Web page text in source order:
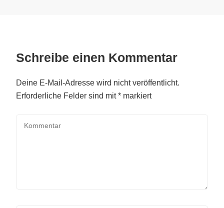
Schreibe einen Kommentar
Deine E-Mail-Adresse wird nicht veröffentlicht.
Erforderliche Felder sind mit* markiert